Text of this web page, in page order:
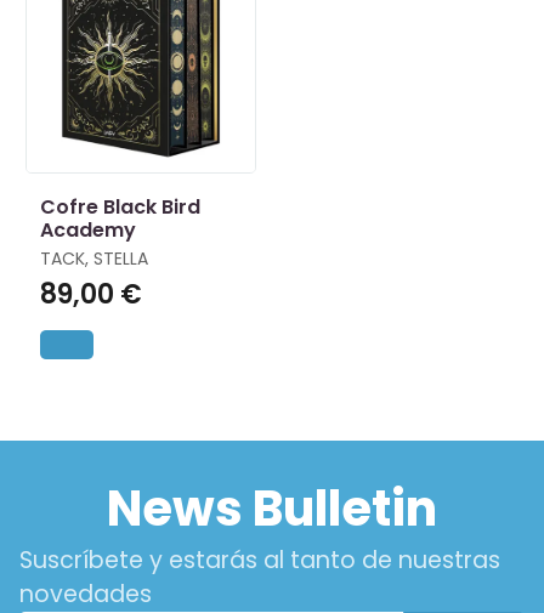
Cofre Black Bird
Academy
TACK, STELLA
89,00 €
News Bulletin
Suscríbete y estarás al tanto de nuestras
novedades